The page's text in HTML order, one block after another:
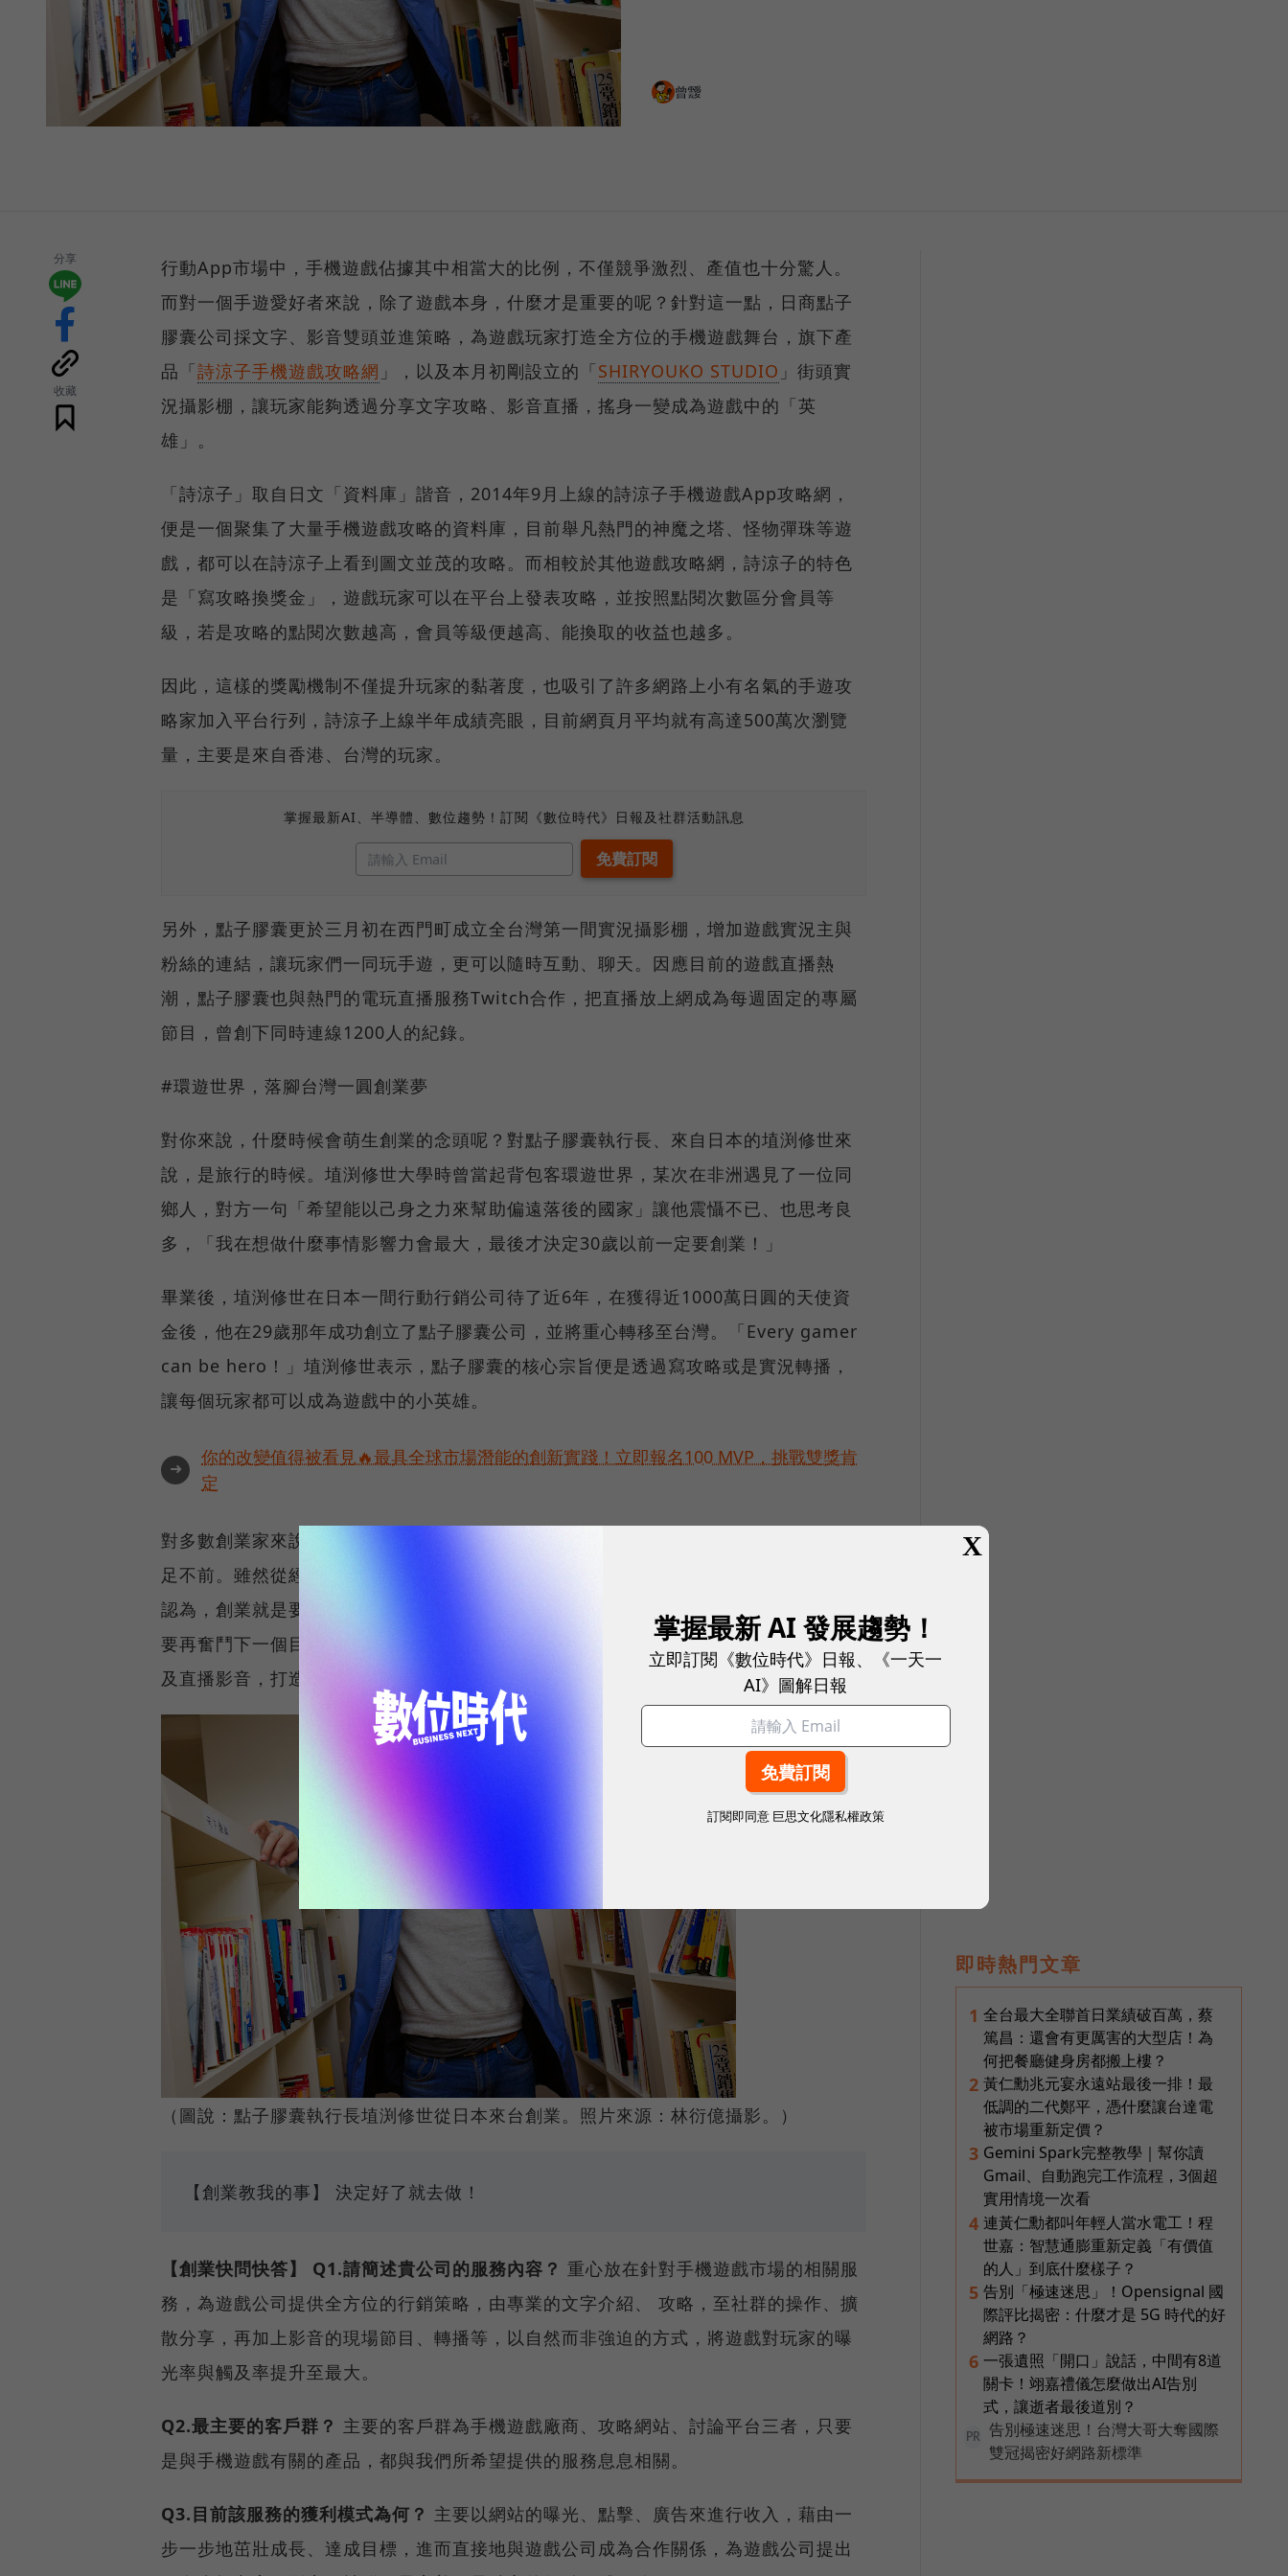
曾靉
分享
收藏
行動App市場中，手機遊戲佔據其中相當大的比例，不僅競爭激烈、產值也十分驚人。
而對一個手遊愛好者來說，除了遊戲本身，什麼才是重要的呢？針對這一點，日商點子
膠囊公司採文字、影音雙頭並進策略，為遊戲玩家打造全方位的手機遊戲舞台，旗下產
品「詩涼子手機遊戲攻略網 」，以及本月初剛設立的「SHIRYOUKO STUDIO 」街頭實
況攝影棚，讓玩家能夠透過分享文字攻略、影音直播，搖身一變成為遊戲中的「英
雄」。
「詩涼子」取自日文「資料庫」諧音，2014年9月上線的詩涼子手機遊戲App攻略網，
便是一個聚集了大量手機遊戲攻略的資料庫，目前舉凡熱門的神魔之塔、怪物彈珠等遊
戲，都可以在詩涼子上看到圖文並茂的攻略。而相較於其他遊戲攻略網，詩涼子的特色
是「寫攻略換獎金」，遊戲玩家可以在平台上發表攻略，並按照點閱次數區分會員等
級，若是攻略的點閱次數越高，會員等級便越高、能換取的收益也越多。
因此，這樣的獎勵機制不僅提升玩家的黏著度，也吸引了許多網路上小有名氣的手遊攻
略家加入平台行列，詩涼子上線半年成績亮眼，目前網頁月平均就有高達500萬次瀏覽
量，主要是來自香港、台灣的玩家。
掌握最新AI、半導體、數位趨勢！訂閱《數位時代》日報及社群活動訊息
另外，點子膠囊更於三月初在西門町成立全台灣第一間實況攝影棚，增加遊戲實況主與
粉絲的連結，讓玩家們一同玩手遊，更可以隨時互動、聊天。因應目前的遊戲直播熱
潮，點子膠囊也與熱門的電玩直播服務Twitch合作，把直播放上網成為每週固定的專屬
節目，曾創下同時連線1200人的紀錄。
#環遊世界，落腳台灣一圓創業夢
對你來說，什麼時候會萌生創業的念頭呢？對點子膠囊執行長、來自日本的埴渕修世來
說，是旅行的時候。埴渕修世大學時曾當起背包客環遊世界，某次在非洲遇見了一位同
鄉人，對方一句「希望能以己身之力來幫助偏遠落後的國家」讓他震懾不已、也思考良
多，「我在想做什麼事情影響力會最大，最後才決定30歲以前一定要創業！」
畢業後，埴渕修世在日本一間行動行銷公司待了近6年，在獲得近1000萬日圓的天使資
金後，他在29歲那年成功創立了點子膠囊公司，並將重心轉移至台灣。「Every gamer
can be hero！」埴渕修世表示，點子膠囊的核心宗旨便是透過寫攻略或是實況轉播，
讓每個玩家都可以成為遊戲中的小英雄。
➜
你的改變值得被看見🔥最具全球市場潛能的創新實踐！立即報名100 MVP，挑戰雙獎肯
定
對多數創業家來說，創業的每一個階段都需審慎思量，但煩惱的太多，有時反而容易裹
足不前。雖然從經營手機攻略網站再到經營實體Studio，花費倍增不少，不過埴渕修世
認為，創業就是要專注，把自己全部身心靈、時間、金錢通通投注下去，有了成果後便
要再奮鬥下一個目標。未來，點子膠囊還計劃推出針對手遊社群App，納入現有的攻略
及直播影音，打造真正的「英雄社群」。
（圖說：點子膠囊執行長埴渕修世從日本來台創業。照片來源：林衍億攝影。）
【創業教我的事】 決定好了就去做！
【創業快問快答】 Q1.請簡述貴公司的服務內容？ 重心放在針對手機遊戲市場的相關服
務，為遊戲公司提供全方位的行銷策略，由專業的文字介紹、 攻略，至社群的操作、擴
散分享，再加上影音的現場節目、轉播等，以自然而非強迫的方式，將遊戲對玩家的曝
光率與觸及率提升至最大。
Q2.最主要的客戶群？ 主要的客戶群為手機遊戲廠商、攻略網站、討論平台三者，只要
是與手機遊戲有關的產品，都與我們所希望提供的服務息息相關。
Q3.目前該服務的獲利模式為何？ 主要以網站的曝光、點擊、廣告來進行收入，藉由一
步一步地茁壯成長、達成目標，進而直接地與遊戲公司成為合作關係，為遊戲公司提出
即時熱門文章
1 全台最大全聯首日業績破百萬，蔡
篤昌：還會有更厲害的大型店！為
何把餐廳健身房都搬上樓？
2 黃仁勳兆元宴永遠站最後一排！最
低調的二代鄭平，憑什麼讓台達電
被市場重新定價？
3 Gemini Spark完整教學｜幫你讀
Gmail、自動跑完工作流程，3個超
實用情境一次看
4 連黃仁勳都叫年輕人當水電工！程
世嘉：智慧通膨重新定義「有價值
的人」到底什麼樣子？
5 告別「極速迷思」！Opensignal 國
際評比揭密：什麼才是 5G 時代的好
網路？
6 一張遺照「開口」說話，中間有8道
關卡！翊嘉禮儀怎麼做出AI告別
式，讓逝者最後道別？
PR
告別極速迷思！台灣大哥大奪國際
雙冠揭密好網路新標準
X
掌握最新 AI 發展趨勢！
立即訂閱《數位時代》日報、《一天一
AI》圖解日報
訂閱即同意 巨思文化隱私權政策